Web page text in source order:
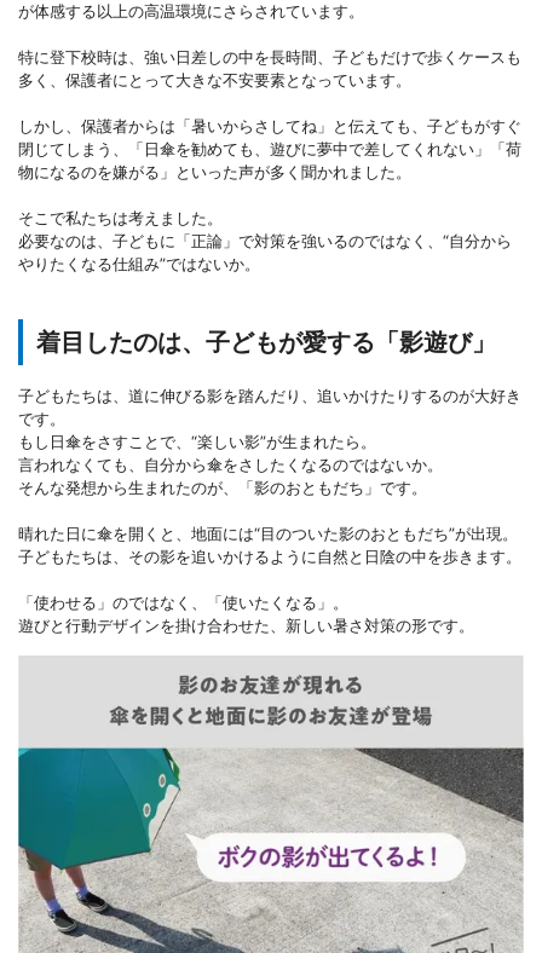
が体感する以上の高温環境にさらされています。
特に登下校時は、強い日差しの中を長時間、子どもだけで歩くケースも
多く、保護者にとって大きな不安要素となっています。
しかし、保護者からは「暑いからさしてね」と伝えても、子どもがすぐ
閉じてしまう、「日傘を勧めても、遊びに夢中で差してくれない」「荷
物になるのを嫌がる」といった声が多く聞かれました。
そこで私たちは考えました。
必要なのは、子どもに「正論」で対策を強いるのではなく、“自分から
やりたくなる仕組み”ではないか。
着目したのは、子どもが愛する「影遊び」
子どもたちは、道に伸びる影を踏んだり、追いかけたりするのが大好き
です。
もし日傘をさすことで、“楽しい影”が生まれたら。
言われなくても、自分から傘をさしたくなるのではないか。
そんな発想から生まれたのが、「影のおともだち」です。
晴れた日に傘を開くと、地面には“目のついた影のおともだち”が出現。
子どもたちは、その影を追いかけるように自然と日陰の中を歩きます。
「使わせる」のではなく、「使いたくなる」。
遊びと行動デザインを掛け合わせた、新しい暑さ対策の形です。